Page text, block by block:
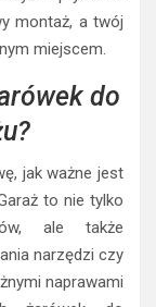
montaż, a twój
miejscem.
do
jak ważne jest
to nie tylko
ale także
narzędzi czy
naprawami